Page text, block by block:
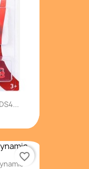
favorite_border